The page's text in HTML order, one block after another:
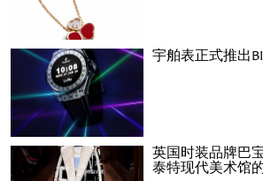
宇舶表正式推出
英国时装品牌巴
泰特现代美术馆